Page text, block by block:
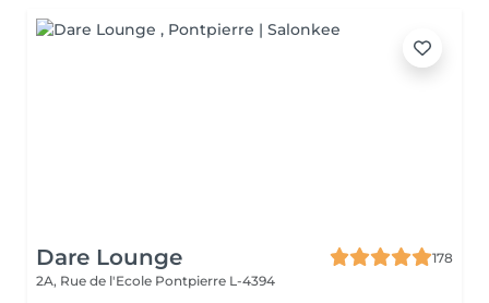
Dare Lounge
178
2A, Rue de l'Ecole Pontpierre L-4394